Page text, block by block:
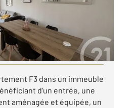
à louer
F3 dans un immeuble
d'un entrée, une
aménagée et équipée, un